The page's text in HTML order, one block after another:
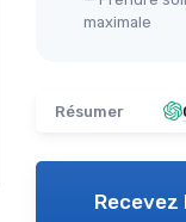
maximale
Résumer